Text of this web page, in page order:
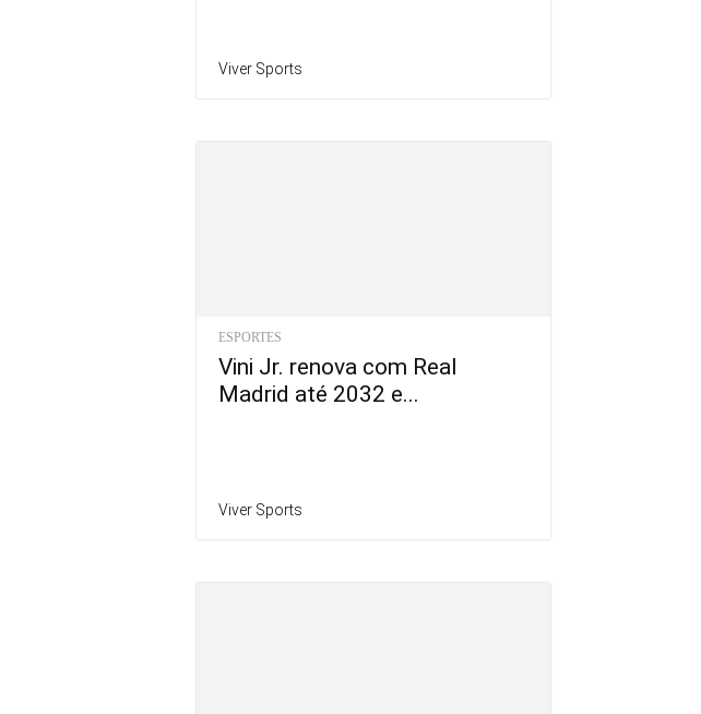
Viver Sports
ESPORTES
Vini Jr. renova com Real
Madrid até 2032 e...
Viver Sports